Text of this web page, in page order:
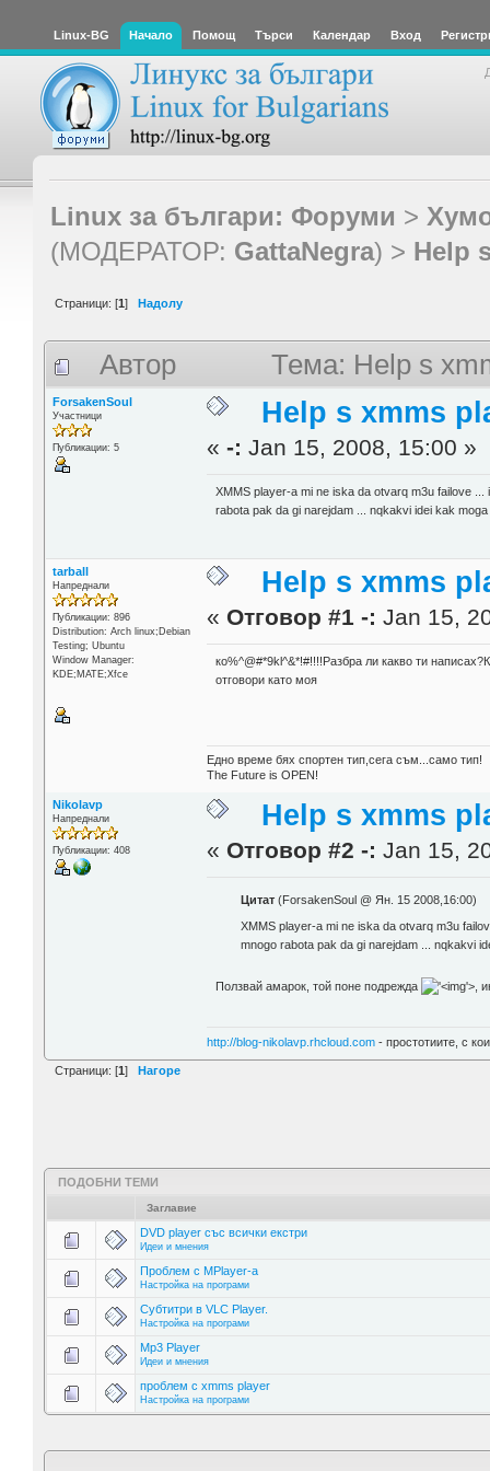
Linux-BG Начало Помощ Търси Календар Вход
Linux за българи: Форуми >
(МОДЕРАТОР: GattaNegra) > Help
Страници: [1] Надолу
Автор Тема: Help s
ForsakenSoul
Участници
Публикации: 5
Help s xmms
«-: Jan 15, 2008, 15:00 »
XMMS player-a mi ne iska da otvarq m3u failove
rabota pak da gi narejdam ... nqkakvi idei kak
tarball
Напреднали
Публикации: 896
Distribution: Arch linux;Debian
Testing; Ubuntu
Window Manager:
KDE;MATE;Xfce
Help s xmms
« Отговор #1 -: Jan 15,
ко%^@#*9kl^&*!#!!!!Разбра ли какво ти
отговори като моя
Едно време бях спортен тип,сега съм...само тип!
The Future is OPEN!
Nikolavp
Напреднали
Публикации: 408
Help s xmms
« Отговор #2 -: Jan 15,
Цитат(ForsakenSoul @ Ян. 15 2008,16:00)
XMMS player-a mi ne iska da otvarq m3u
mnogo rabota pak da gi narejdam ... nqkakvi
Ползвай амарок, той поне подрежда '> ,
http://blog-nikolavp.rhcloud.com - простотиите, с
Страници: [1] Нагоре
ПОДОБНИ ТЕМИ
Заглавие
DVD player със всички екстри
Идеи и мнения
Проблем с МPlayer-a
Настройка на програми
Субтитри в VLC Player.
Настройка на програми
Mp3 Player
Идеи и мнения
проблем с xmms player
Настройка на програми